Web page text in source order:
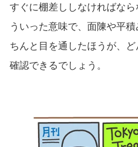
すぐに棚差ししなければな
ういった意味で、面陳や平
ちんと目を通したほうが、
確認できるでしょう。